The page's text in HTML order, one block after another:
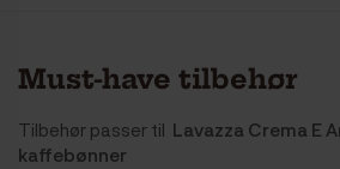
Must-have tilbehør
Tilbehør passer til Lavazza Crema E
kaffebønner